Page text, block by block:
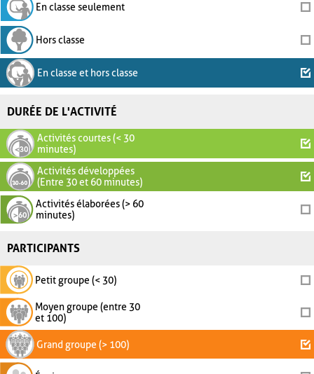
En classe seulement
Hors classe
En classe et hors classe
DURÉE DE L'ACTIVITÉ
Activités courtes (< 30
minutes)
Activités développées
(Entre 30 et 60 minutes)
Activités élaborées (> 60
minutes)
PARTICIPANTS
Petit groupe (< 30)
Moyen groupe (entre 30
et 100)
Grand groupe (> 100)